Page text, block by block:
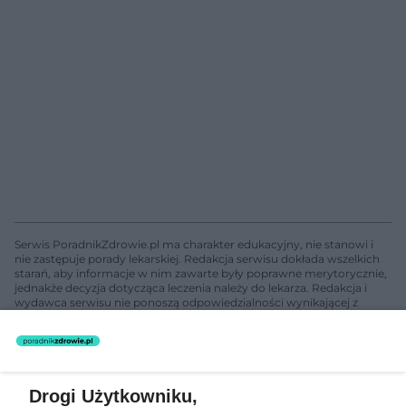
Serwis PoradnikZdrowie.pl ma charakter edukacyjny, nie stanowi i
nie zastępuje porady lekarskiej. Redakcja serwisu dokłada wszelkich
starań, aby informacje w nim zawarte były poprawne merytorycznie,
jednakże decyzja dotycząca leczenia należy do lekarza. Redakcja i
wydawca serwisu nie ponoszą odpowiedzialności wynikającej z
świadczeń zdrowotnych w rozumieniu art. 3 ust 1 ustawy o
Drogi Użytkowniku,